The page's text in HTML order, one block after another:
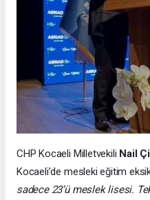
CHP Kocaeli Milletvekili Nail
Kocaeli’de mesleki eğitim
sadece 23’ü meslek lisesi.